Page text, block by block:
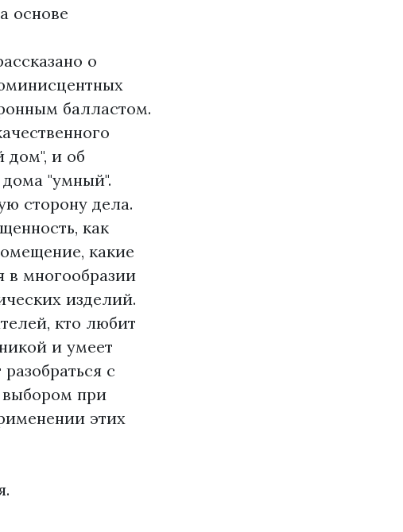
основе
о
балластом.
дом", и об
дома "умный".
сторону дела.
как
какие
в многообразии
изделий.
кто любит
и умеет
с
выбором при
этих